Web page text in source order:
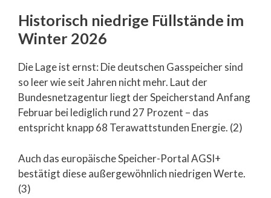
Historisch niedrige Füllstände im
Winter 2026
Die Lage ist ernst: Die deutschen Gasspeicher sind
so leer wie seit Jahren nicht mehr. Laut der
Bundesnetzagentur liegt der Speicherstand Anfang
Februar bei lediglich rund 27 Prozent – das
entspricht knapp 68 Terawattstunden Energie. (2)
Auch das europäische Speicher-Portal AGSI+
bestätigt diese außergewöhnlich niedrigen Werte.
(3)